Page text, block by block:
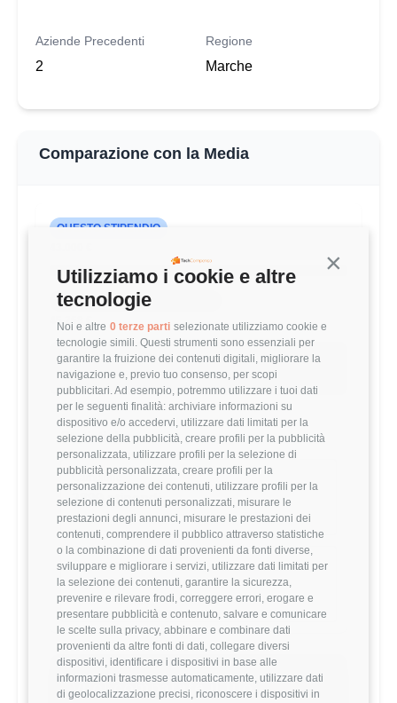
Continua
Utilizziamo i cookie e altre
tecnologie
Noi e altre 0 terze parti selezionate utilizziamo cookie e
tecnologie simili. Questi strumenti sono essenziali per
garantire la fruizione dei contenuti digitali, migliorare la
navigazione e, previo tuo consenso, per scopi
pubblicitari. Ad esempio, potremmo utilizzare i tuoi dati
per le seguenti finalità: archiviare informazioni su
dispositivo e/o accedervi, utilizzare dati limitati per la
selezione della pubblicità, creare profili per la pubblicità
personalizzata, utilizzare profili per la selezione di
pubblicità personalizzata, creare profili per la
personalizzazione dei contenuti, utilizzare profili per la
selezione di contenuti personalizzati, misurare le
prestazioni degli annunci, misurare le prestazioni dei
contenuti, comprendere il pubblico attraverso statistiche
o la combinazione di dati provenienti da fonti diverse,
sviluppare e migliorare i servizi, utilizzare dati limitati per
la selezione dei contenuti, garantire la sicurezza,
prevenire e rilevare frodi, correggere errori, erogare e
presentare pubblicità e contenuto, salvare e comunicare
le scelte sulla privacy, abbinare e combinare dati
provenienti da altre fonti di dati, collegare diversi
dispositivi, identificare i dispositivi in base alle
informazioni trasmesse automaticamente, utilizzare dati
di geolocalizzazione precisi, riconoscere i dispositivi in
Aziende Precedenti
2
Regione
Marche
Comparazione con la Media
QUESTO STIPENDIO
MEDIA DEVELOPER (7-9 ANNI)
45,268 €
Questo stipendio è al56° percentile
-5.01% rispetto alla media
Statistiche
Campione
3899 stipendi
Esperienza
7-9 anni
Vuoi comparare il tuo